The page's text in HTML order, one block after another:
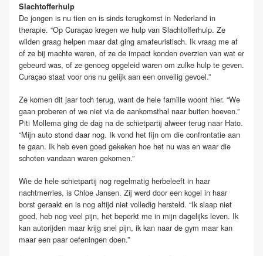
Slachtofferhulp
De jongen is nu tien en is sinds terugkomst in Nederland in
therapie. “Op Curaçao kregen we hulp van Slachtofferhulp. Ze
wilden graag helpen maar dat ging amateuristisch. Ik vraag me af
of ze bij machte waren, of ze de impact konden overzien van wat er
gebeurd was, of ze genoeg opgeleid waren om zulke hulp te geven.
Curaçao staat voor ons nu gelijk aan een onveilig gevoel.”
Ze komen dit jaar toch terug, want de hele familie woont hier. “We
gaan proberen of we niet via de aankomsthal naar buiten hoeven.”
Piti Mollema ging de dag na de schietpartij alweer terug naar Hato.
“Mijn auto stond daar nog. Ik vond het fijn om die confrontatie aan
te gaan. Ik heb even goed gekeken hoe het nu was en waar die
schoten vandaan waren gekomen.”
Wie de hele schietpartij nog regelmatig herbeleeft in haar
nachtmerries, is Chloe Jansen. Zij werd door een kogel in haar
borst geraakt en is nog altijd niet volledig hersteld. “Ik slaap niet
goed, heb nog veel pijn, het beperkt me in mijn dagelijks leven. Ik
kan autorijden maar krijg snel pijn, ik kan naar de gym maar kan
maar een paar oefeningen doen.”